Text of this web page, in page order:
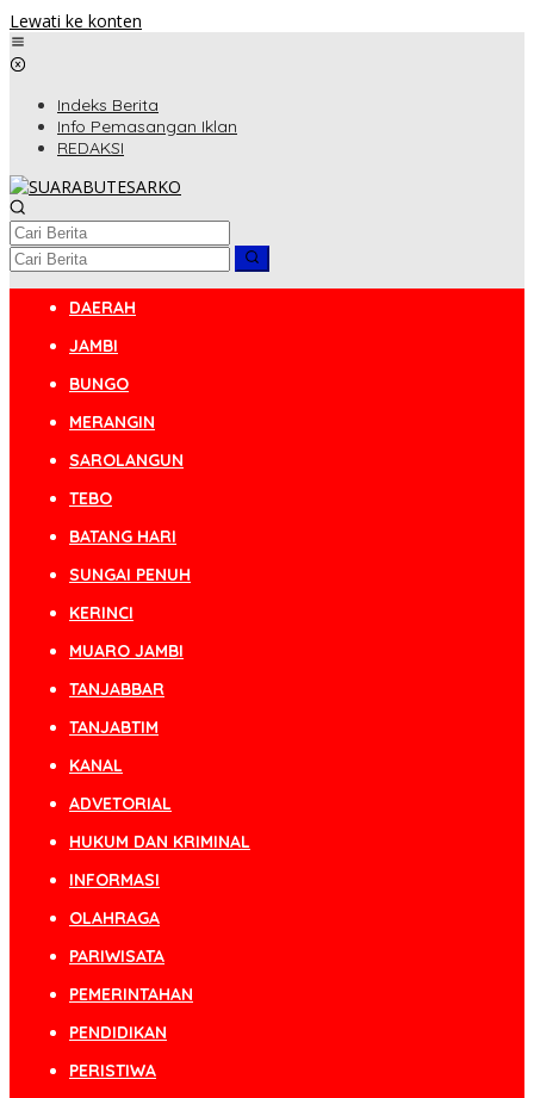
Lewati ke konten
Indeks Berita
Info Pemasangan Iklan
REDAKSI
DAERAH
JAMBI
BUNGO
MERANGIN
SAROLANGUN
TEBO
BATANG HARI
SUNGAI PENUH
KERINCI
MUARO JAMBI
TANJABBAR
TANJABTIM
KANAL
ADVETORIAL
HUKUM DAN KRIMINAL
INFORMASI
OLAHRAGA
PARIWISATA
PEMERINTAHAN
PENDIDIKAN
PERISTIWA